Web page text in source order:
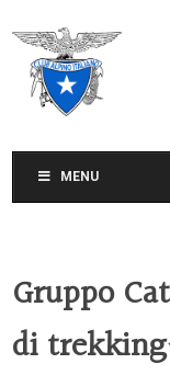
MENU
Gruppo
di